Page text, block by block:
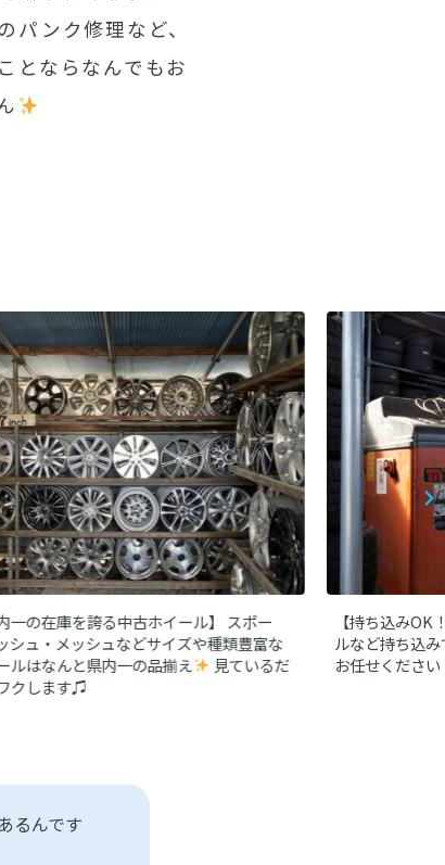
ンク修理など、
とならなんでもお
一の在庫を誇る中古ホイール】
スポー
シュ・メッシュなどサイズや種類豊富な
ルはなんと県内一の品揃え
見ているだ
クします♫
【持ち込みOK
ルなど持ち込
お任せください
るんです